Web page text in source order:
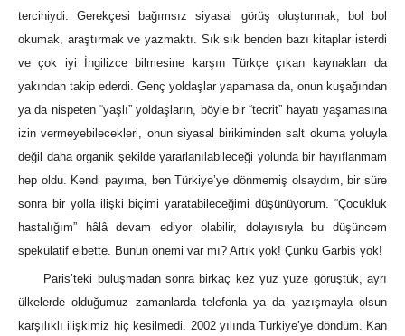
tercihiydi. Gerekçesi bağımsız siyasal görüş oluşturmak, bol bol
okumak, araştırmak ve yazmaktı. Sık sık benden bazı kitaplar isterdi
ve çok iyi İngilizce bilmesine karşın Türkçe çıkan kaynakları da
yakından takip ederdi. Genç yoldaşlar yapamasa da, onun kuşağından
ya da nispeten “yaşlı” yoldaşların, böyle bir “tecrit” hayatı yaşamasına
izin vermeyebilecekleri, onun siyasal birikiminden salt okuma yoluyla
değil daha organik şekilde yararlanılabileceği yolunda bir hayıflanmam
hep oldu. Kendi payıma, ben Türkiye’ye dönmemiş olsaydım, bir süre
sonra bir yolla ilişki biçimi yaratabileceğimi düşünüyorum. “Çocukluk
hastalığım” hâlâ devam ediyor olabilir, dolayısıyla bu düşüncem
spekülatif elbette. Bunun önemi var mı? Artık yok! Çünkü Garbis yok!
Paris’teki buluşmadan sonra birkaç kez yüz yüze görüştük, ayrı
ülkelerde olduğumuz zamanlarda telefonla ya da yazışmayla olsun
karşılıklı ilişkimiz hiç kesilmedi. 2002 yılında Türkiye’ye döndüm. Kan